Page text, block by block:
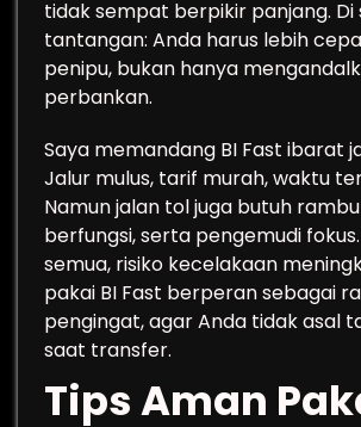
tidak sempat berpikir panjang. Di
tantangan: Anda harus lebih
penipu, bukan hanya
perbankan.
Saya memandang BI Fast ibarat
Jalur mulus, tarif murah, waktu
Namun jalan tol juga butuh
berfungsi, serta pengemudi
semua, risiko kecelakaan
pakai BI Fast berperan sebagai
pengingat, agar Anda tidak asal
saat transfer.
Tips Aman